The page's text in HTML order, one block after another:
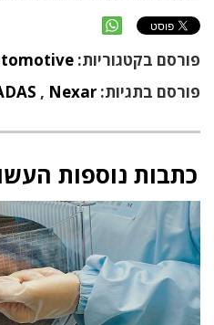
פורסם בקטגוריות:
פורסם בתגיות:
, Nexar
כתבות נוספות